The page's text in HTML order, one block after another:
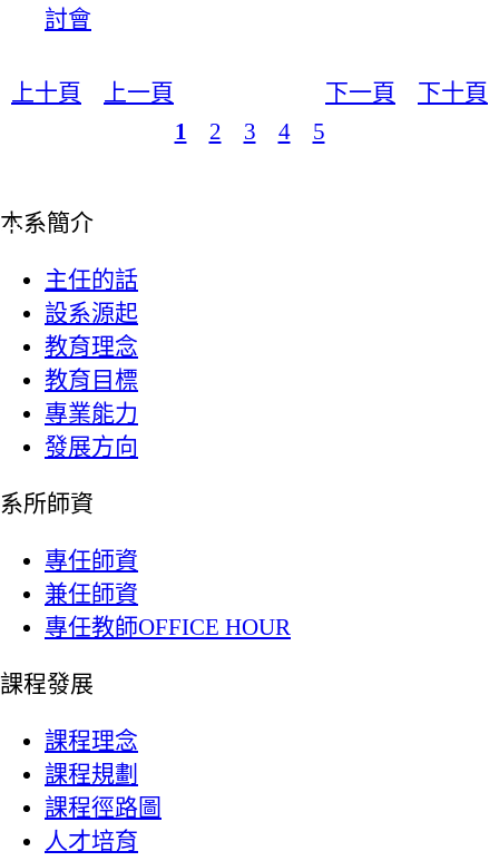
討會
上十頁 上一頁 下一頁
下十頁
1
2 3 4 5
:::
本系簡介
主任的話
設系源起
教育理念
教育目標
專業能力
發展方向
系所師資
專任師資
兼任師資
專任教師OFFICE HOUR
課程發展
課程理念
課程規劃
課程徑路圖
人才培育